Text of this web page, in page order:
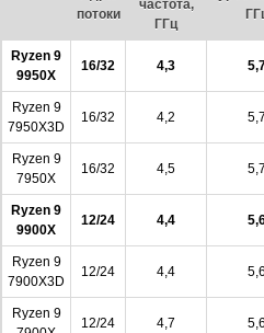
потоки
частота,
ГГц
Ryzen 9
9950X
16/32 4,3
Ryzen 9
7950X3D
16/32 4,2 5,7
Ryzen 9
7950X
16/32 4,5 5,7
Ryzen 9
9900X
12/24 4,4
Ryzen 9
7900X3D
12/24 4,4 5,6
Ryzen 9
12/24 4,7 5,6